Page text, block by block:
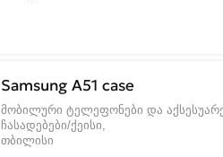
Samsung A51 case
მობილური ტელეფონები და
ჩასადებები/ქეისი
თბილისი